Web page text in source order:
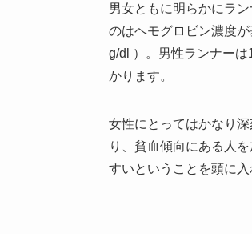
男女ともに明らかにラ
のはヘモグロビン濃度
g/dl ）。男性ランナー
かります。
女性にとってはかなり
り、貧血傾向にある人
すいということを頭に入